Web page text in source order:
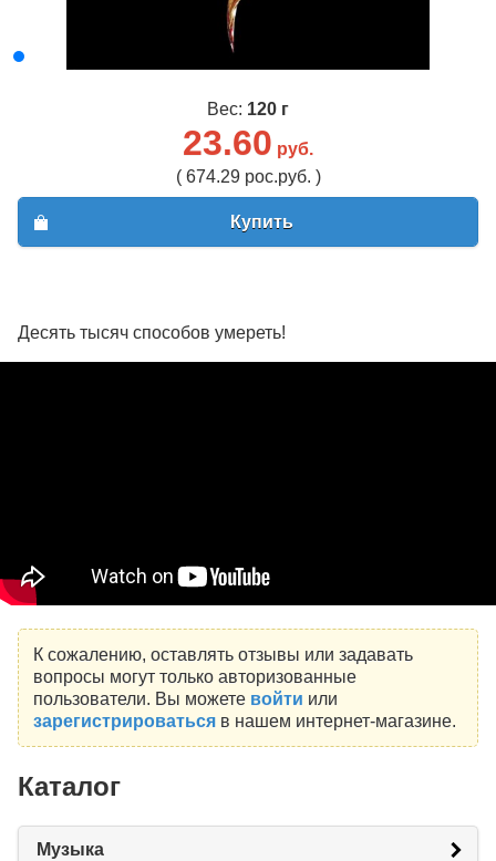
Вес: 120 г
23.60 руб.
( 674.29 рос.руб. )
Купить
Десять тысяч способов умереть!
К сожалению, оставлять отзывы или задавать
вопросы могут только авторизованные
пользователи. Вы можете войти или
зарегистрироватьсяв нашем интернет-магазине.
Каталог
Музыка